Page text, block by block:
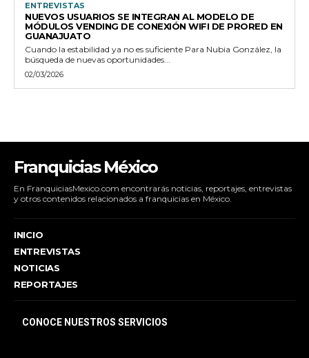
ENTREVISTAS
NUEVOS USUARIOS SE INTEGRAN AL MODELO DE
MÓDULOS VENDING DE CONEXIÓN WIFI DE PRORED EN
GUANAJUATO
Cuando la estabilidad ya no es suficiente Para Nubia González, la
búsqueda de nuevas oportunidades...
02/03/2026
Franquicias México
En FranquiciasMexico.com encontrarás noticias, reportajes, entrevistas
y otros contenidos relacionados a franquicias en México.
INICIO
ENTREVISTAS
NOTICIAS
REPORTAJES
CONOCE NUESTROS SERVICIOS